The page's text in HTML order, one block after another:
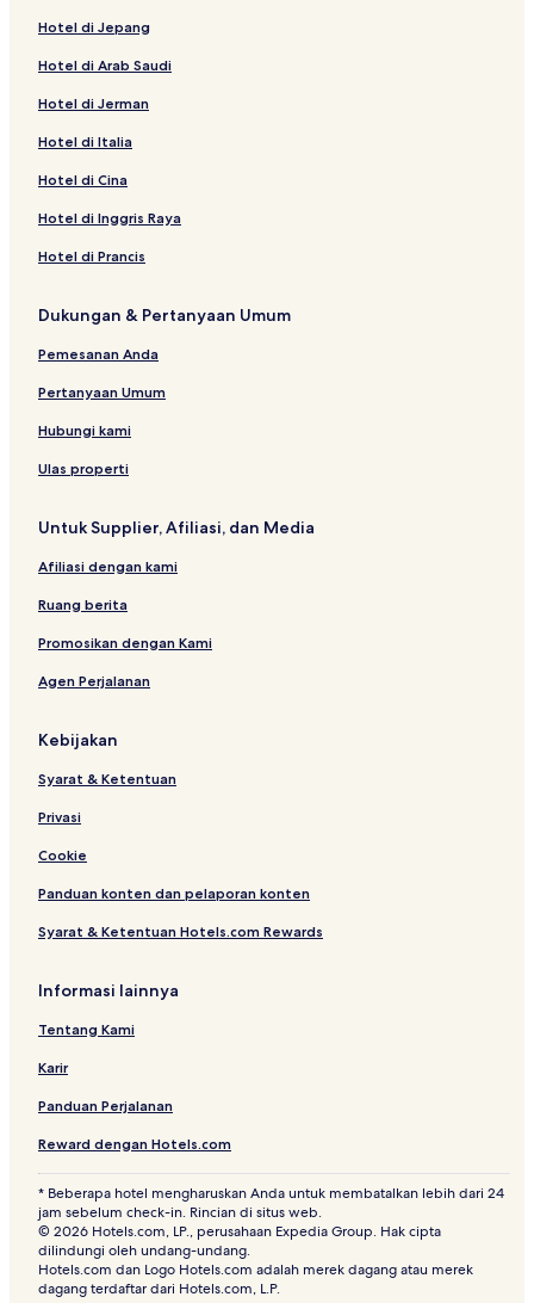
Hotel di Jepang
Hotel di Arab Saudi
Hotel di Jerman
Hotel di Italia
Hotel di Cina
Hotel di Inggris Raya
Hotel di Prancis
Dukungan & Pertanyaan Umum
Pemesanan Anda
Pertanyaan Umum
Hubungi kami
Ulas properti
Untuk Supplier, Afiliasi, dan Media
Afiliasi dengan kami
Ruang berita
Promosikan dengan Kami
Agen Perjalanan
Kebijakan
Syarat & Ketentuan
Privasi
Cookie
Panduan konten dan pelaporan konten
Syarat & Ketentuan Hotels.com Rewards
Informasi lainnya
Tentang Kami
Karir
Panduan Perjalanan
Reward dengan Hotels.com
* Beberapa hotel mengharuskan Anda untuk membatalkan lebih dari 24
jam sebelum check-in. Rincian di situs web.
© 2026 Hotels.com, LP., perusahaan Expedia Group. Hak cipta
dilindungi oleh undang-undang.
Hotels.com dan Logo Hotels.com adalah merek dagang atau merek
dagang terdaftar dari Hotels.com, L.P.